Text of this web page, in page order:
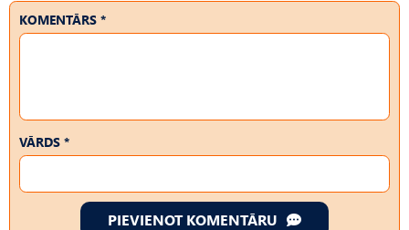
KOMENTĀRS *
VĀRDS *
PIEVIENOT KOMENTĀRU